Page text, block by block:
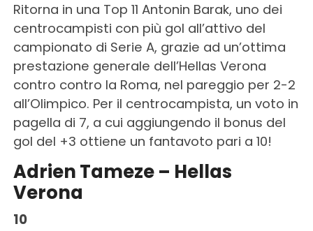
Ritorna in una Top 11 Antonin Barak, uno dei
centrocampisti con più gol all’attivo del
campionato di Serie A, grazie ad un’ottima
prestazione generale dell’Hellas Verona
contro contro la Roma, nel pareggio per 2-2
all’Olimpico. Per il centrocampista, un voto in
pagella di 7, a cui aggiungendo il bonus del
gol del +3 ottiene un fantavoto pari a 10!
Adrien Tameze – Hellas
Verona
10